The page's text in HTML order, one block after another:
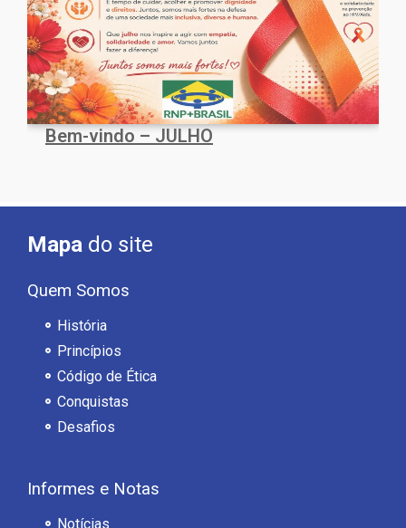
Bem-vindo – JULHO
Mapa do site
Quem Somos
História
Princípios
Código de Ética
Conquistas
Desafios
Informes e Notas
Notícias